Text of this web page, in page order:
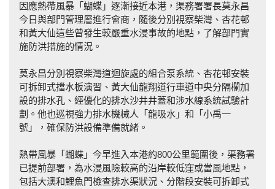
因應熱帶風暴「蝴蝶」逐漸接近本港，渠務署署長莫永昌
今日與部門管理層進行會商，隨後分別視察柴灣、杏花邨
和黃大仙這些曾發生較嚴重水浸事故的地點，了解部門實
施防洪措施的情況。
莫永昌分別視察柴灣道迴旋處的組合泵系統、杏花邨安裝
可拆卸式擋水板演習、黃大仙龍翔道行車道中央分隔欄加
設的排水孔、經優化的排水沙井井蓋和涉水線系統試驗計
劃。他也巡視強力排水機械人「龍吸水」和「小禹一
號」，確保防洪設備準備就緒。
熱帶風暴「蝴蝶」今早進入本港約800公里範圍後，渠務署
已提前部署，為水浸風險較高的沿岸較低窪或當風地點，
包括大澳和鯉魚門檢查排水渠狀況、分階段安裝可拆卸式